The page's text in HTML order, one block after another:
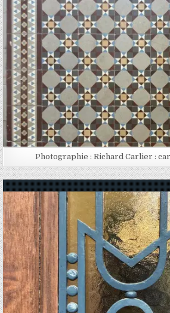
Photographie : Richard Carlier :
Posted in